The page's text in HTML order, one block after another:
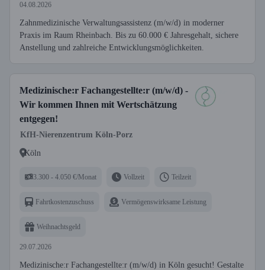
04.08.2026
Zahnmedizinische Verwaltungsassistenz (m/w/d) in moderner
Praxis im Raum Rheinbach. Bis zu 60.000 € Jahresgehalt, sichere
Anstellung und zahlreiche Entwicklungsmöglichkeiten.
Medizinische:r Fachangestellte:r (m/w/d) -
Wir kommen Ihnen mit Wertschätzung
entgegen!
KfH-Nierenzentrum Köln-Porz
Köln
3.300 - 4.050 €/Monat Vollzeit Teilzeit
Fahrtkostenzuschuss Vermögenswirksame Leistung
Weihnachtsgeld
29.07.2026
Medizinische:r Fachangestellte:r (m/w/d) in Köln gesucht! Gestalte